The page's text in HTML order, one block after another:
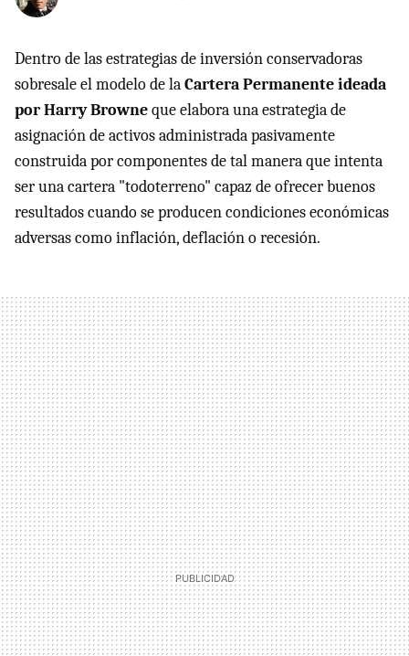
Dentro de las estrategias de inversión conservadoras
sobresale el modelo de laCartera Permanente ideada
por Harry Browneque elabora una estrategia de
asignación de activos administrada pasivamente
construida por componentes de tal manera que intenta
ser una cartera "todoterreno" capaz de ofrecer buenos
resultados cuando se producen condiciones económicas
adversas como inflación, deflación o recesión.